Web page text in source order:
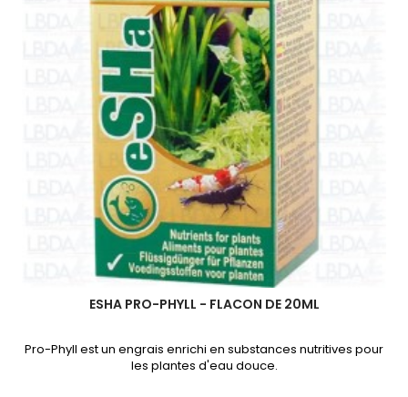
ESHA PRO-PHYLL - FLACON DE 20ML
Pro-Phyll est un engrais enrichi en substances nutritives pour
les plantes d'eau douce.